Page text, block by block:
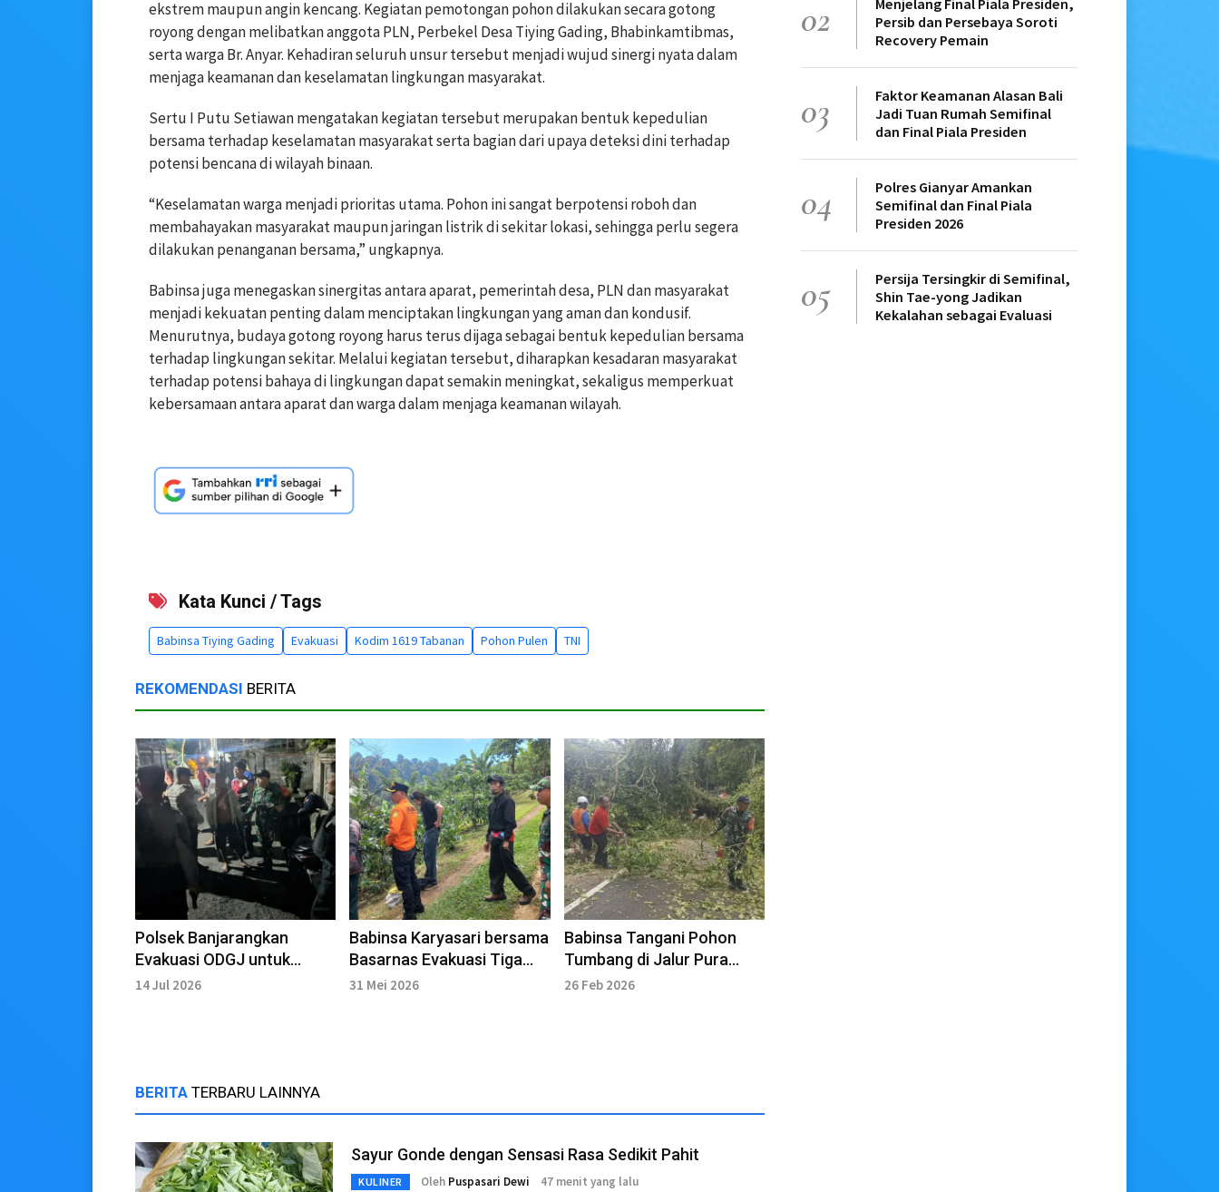
ekstrem maupun angin kencang. Kegiatan pemotongan pohon dilakukan secara gotong
royong dengan melibatkan anggota PLN, Perbekel Desa Tiying Gading, Bhabinkamtibmas,
serta warga Br. Anyar. Kehadiran seluruh unsur tersebut menjadi wujud sinergi nyata dalam
menjaga keamanan dan keselamatan lingkungan masyarakat.
Sertu I Putu Setiawan mengatakan kegiatan tersebut merupakan bentuk kepedulian
bersama terhadap keselamatan masyarakat serta bagian dari upaya deteksi dini terhadap
potensi bencana di wilayah binaan.
“Keselamatan warga menjadi prioritas utama. Pohon ini sangat berpotensi roboh dan
membahayakan masyarakat maupun jaringan listrik di sekitar lokasi, sehingga perlu segera
dilakukan penanganan bersama,” ungkapnya.
Babinsa juga menegaskan sinergitas antara aparat, pemerintah desa, PLN dan masyarakat
menjadi kekuatan penting dalam menciptakan lingkungan yang aman dan kondusif.
Menurutnya, budaya gotong royong harus terus dijaga sebagai bentuk kepedulian bersama
terhadap lingkungan sekitar. Melalui kegiatan tersebut, diharapkan kesadaran masyarakat
terhadap potensi bahaya di lingkungan dapat semakin meningkat, sekaligus memperkuat
kebersamaan antara aparat dan warga dalam menjaga keamanan wilayah.
Kata Kunci / Tags
Babinsa Tiying Gading Evakuasi Kodim 1619 Tabanan Pohon Pulen TNI
REKOMENDASI BERITA
Polsek Banjarangkan
Evakuasi ODGJ untuk
Penanganan Medis
14 Jul 2026
Babinsa Karyasari bersama
Basarnas Evakuasi Tiga
Pendaki Gunung Batukaru
31 Mei 2026
Babinsa Tangani Pohon
Tumbang di Jalur Pura
Luhur Batukau
26 Feb 2026
BERITA TERBARU LAINNYA
Sayur Gonde dengan Sensasi Rasa Sedikit Pahit
KULINER Oleh Puspasari Dewi 47 menit yang lalu
02
Menjelang Final Piala Presiden,
Persib dan Persebaya Soroti
Recovery Pemain
03
Faktor Keamanan Alasan Bali
Jadi Tuan Rumah Semifinal
dan Final Piala Presiden
04
Polres Gianyar Amankan
Semifinal dan Final Piala
Presiden 2026
05
Persija Tersingkir di Semifinal,
Shin Tae-yong Jadikan
Kekalahan sebagai Evaluasi